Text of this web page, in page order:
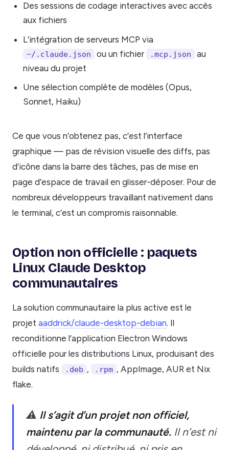
Des sessions de codage interactives avec accès
aux fichiers
L’intégration de serveurs MCP via
~/.claude.json ou un fichier .mcp.json
au
niveau du projet
Une sélection complète de modèles (Opus,
Sonnet, Haiku)
Ce que vous n’obtenez pas, c’est l’interface
graphique — pas de révision visuelle des diffs, pas
d’icône dans la barre des tâches, pas de mise en
page d’espace de travail en glisser-déposer. Pour de
nombreux développeurs travaillant nativement dans
le terminal, c’est un compromis raisonnable.
Option non officielle : paquets
Linux Claude Desktop
communautaires
La solution communautaire la plus active est le
projet aaddrick/claude-desktop-debian. Il
reconditionne l’application Electron Windows
officielle pour les distributions Linux, produisant des
builds natifs
.deb , .rpm , AppImage, AUR et Nix
flake.
⚠️ Il s’agit d’un projet non officiel,
maintenu par la communauté. Il n’est ni